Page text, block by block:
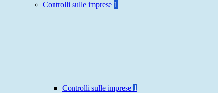
Controlli sulle imprese 1
Controlli sulle imprese 1